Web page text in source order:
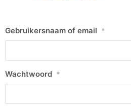
Gebruikersnaam of email *
Wachtwoord *